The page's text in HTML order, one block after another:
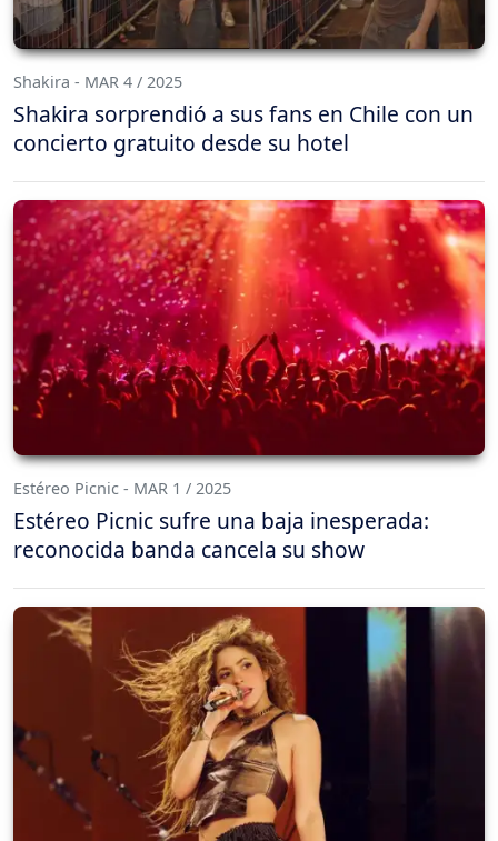
Shakira - MAR 4 / 2025
Shakira sorprendió a sus fans en Chile con un
concierto gratuito desde su hotel
Estéreo Picnic - MAR 1 / 2025
Estéreo Picnic sufre una baja inesperada:
reconocida banda cancela su show